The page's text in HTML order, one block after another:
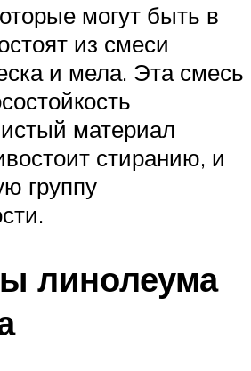
могут быть в
из смеси
и мела. Эта смесь
материал
стиранию, и
группу
линолеума